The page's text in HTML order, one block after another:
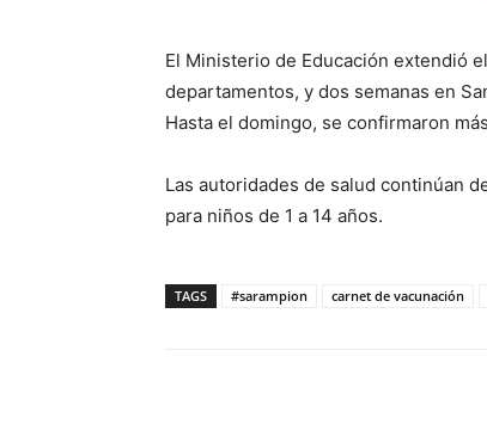
El Ministerio de Educación extendió
departamentos, y dos semanas en
Hasta el domingo, se confirmaron
Las autoridades de salud continúan
para niños de 1 a 14 años.
TAGS #sarampion carnet de vacunación